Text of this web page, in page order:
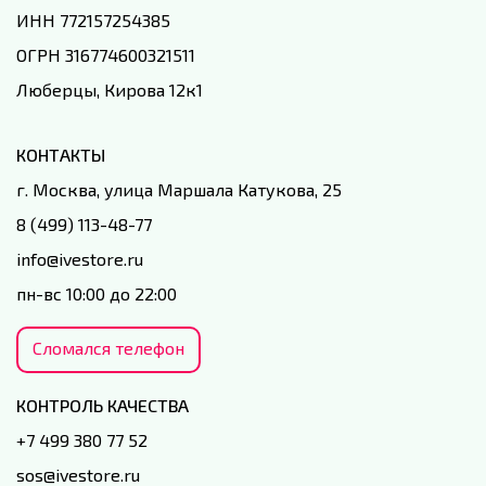
ИНН 772157254385
ОГРН 316774600321511
Люберцы, Кирова 12к1
КОНТАКТЫ
г. Москва, улица Маршала Катукова, 25
8 (499) 113-48-77
info@ivestore.ru
пн-вс 10:00 до 22:00
Сломался телефон
КОНТРОЛЬ КАЧЕСТВА
+7 499 380 77 52
sos@ivestore.ru